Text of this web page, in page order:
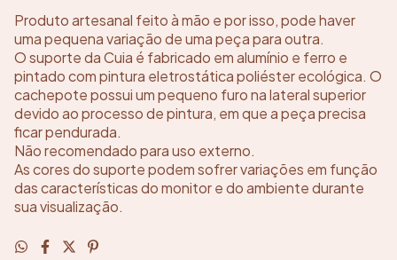
Produto artesanal feito à mão e por isso, pode haver
uma pequena variação de uma peça para outra.
O suporte da Cuia é fabricado em alumínio e ferro e
pintado com pintura eletrostática poliéster ecológica. O
cachepote possui um pequeno furo na lateral superior
devido ao processo de pintura, em que a peça precisa
ficar pendurada.
Não recomendado para uso externo.
As cores do suporte podem sofrer variações em função
das características do monitor e do ambiente durante
sua visualização.